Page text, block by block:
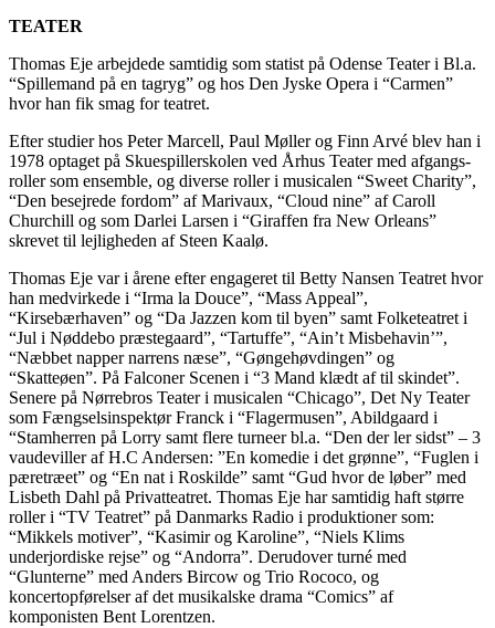
TEATER
Thomas Eje arbejdede samtidig som statist på Odense Teater i Bl.a.
“Spillemand på en tagryg” og hos Den Jyske Opera i “Carmen”
hvor han fik smag for teatret.
Efter studier hos Peter Marcell, Paul Møller og Finn Arvé blev han i
1978 optaget på Skuespillerskolen ved Århus Teater med afgangs-
roller som ensemble, og diverse roller i musicalen “Sweet Charity”,
“Den besejrede fordom” af Marivaux, “Cloud nine” af Caroll
Churchill og som Darlei Larsen i “Giraffen fra New Orleans”
skrevet til lejligheden af Steen Kaalø.
Thomas Eje var i årene efter engageret til Betty Nansen Teatret hvor
han medvirkede i “Irma la Douce”, “Mass Appeal”,
“Kirsebærhaven” og “Da Jazzen kom til byen” samt Folketeatret i
“Jul i Nøddebo præstegaard”, “Tartuffe”, “Ain’t Misbehavin’”,
“Næbbet napper narrens næse”, “Gøngehøvdingen” og
“Skatteøen”. På Falconer Scenen i “3 Mand klædt af til skindet”.
Senere på Nørrebros Teater i musicalen “Chicago”, Det Ny Teater
som Fængselsinspektør Franck i “Flagermusen”, Abildgaard i
“Stamherren på Lorry samt flere turneer bl.a. “Den der ler sidst” – 3
vaudeviller af H.C Andersen: ”En komedie i det grønne”, “Fuglen i
pæretræet” og “En nat i Roskilde” samt “Gud hvor de løber” med
Lisbeth Dahl på Privatteatret. Thomas Eje har samtidig haft større
roller i “TV Teatret” på Danmarks Radio i produktioner som:
“Mikkels motiver”, “Kasimir og Karoline”, “Niels Klims
underjordiske rejse” og “Andorra”. Derudover turné med
“Glunterne” med Anders Bircow og Trio Rococo, og
koncertopførelser af det musikalske drama “Comics” af
komponisten Bent Lorentzen.